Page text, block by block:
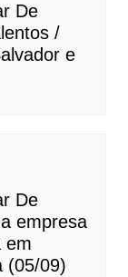
De
/
e
De
empresa
em
(05/09)